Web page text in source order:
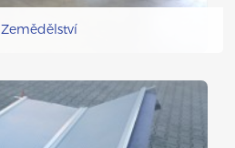
Zemědělství